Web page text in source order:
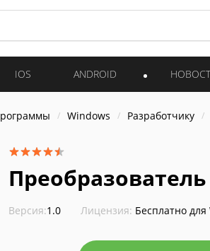
IOS ANDROID
Windows Разработчику
Преобразователь
Версия:1.0 Лицензия: Бесплатно